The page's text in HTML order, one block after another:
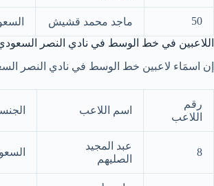
50 ماجد محمد قشيش
اللاعبين في خط الوسط في نادي النصر
إن اسمَاء لاعبين خط الوسط في نادي النصر
رقم
اللاعب
اسم اللاعب
8
عبد المجيد
الصليهم